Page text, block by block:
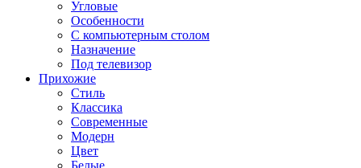
Угловые
Особенности
С компьютерным столом
Назначение
Под телевизор
Прихожие
Стиль
Классика
Современные
Модерн
Цвет
Белые